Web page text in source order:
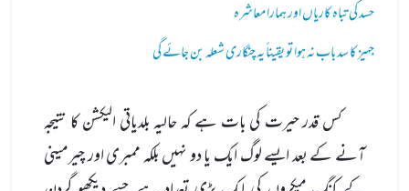
حسد کی تباہ کاریاں اور ہمارا معاشرہ
جہیز کا سد باب نہ ہوا تو یقیناً یہ چنگاری شعلہ بن جائے گی
کس قدر حیرت کی بات ہے کہ حالیہ بلدیاتی الیکشن کا نتیجہ
آنے کے بعد ایسے لوگ ایک یا دو نہیں بلکہ ممبری اور چیرمینی